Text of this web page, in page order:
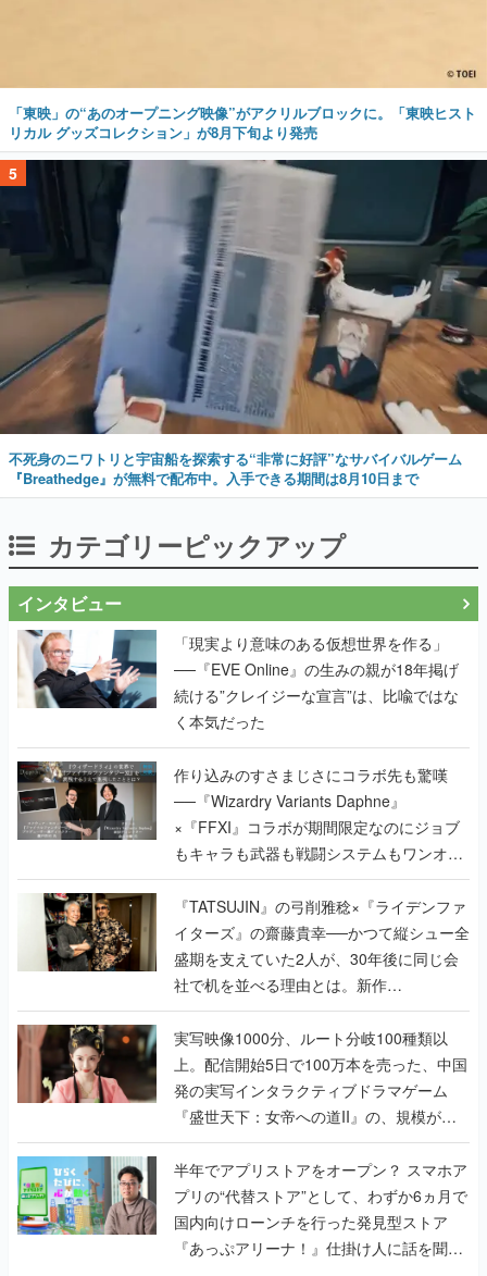
「東映」の“あのオープニング映像”がアクリルブロックに。「東映ヒスト
リカル グッズコレクション」が8月下旬より発売
5
不死身のニワトリと宇宙船を探索する“非常に好評”なサバイバルゲーム
『Breathedge』が無料で配布中。入手できる期間は8月10日まで
カテゴリーピックアップ
インタビュー
「現実より意味のある仮想世界を作る」
──『EVE Online』の生みの親が18年掲げ
続ける”クレイジーな宣言”は、比喩ではな
く本気だった
作り込みのすさまじさにコラボ先も驚嘆
──『Wizardry Variants Daphne』
×『FFXI』コラボが期間限定なのにジョブ
もキャラも武器も戦闘システムもワンオフ
で作り込まれた理由を両ディレクターに聞
く
『TATSUJIN』の弓削雅稔×『ライデンファ
イターズ』の齋藤貴幸──かつて縦シュー全
盛期を支えていた2人が、30年後に同じ会
社で机を並べる理由とは。新作
『TATSUJIN EXTREME』で初タッグを組
んだレジェンド2人に訊く開発秘話
実写映像1000分、ルート分岐100種類以
上。配信開始5日で100万本を売った、中国
発の実写インタラクティブドラマゲーム
『盛世天下：女帝への道II』の、規模が違
うこだわりをプロデューサーに聞いた
半年でアプリストアをオープン？ スマホア
プリの“代替ストア”として、わずか6ヵ月で
国内向けローンチを行った発見型ストア
『あっぷアリーナ！』仕掛け人に話を聞い